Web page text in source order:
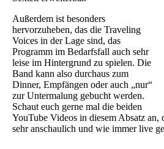
Außerdem ist besonders
hervorzuheben, das die Traveling
Voices in der Lage sind, das
Programm im Bedarfsfall auch sehr
leise im Hintergrund zu spielen. Die
Band kann also durchaus zum
Dinner, Empfängen oder auch „nur“
zur Untermalung gebucht werden.
Schaut euch gerne mal die beiden
YouTube Videos in diesem Absatz an,
sehr anschaulich und wie immer live